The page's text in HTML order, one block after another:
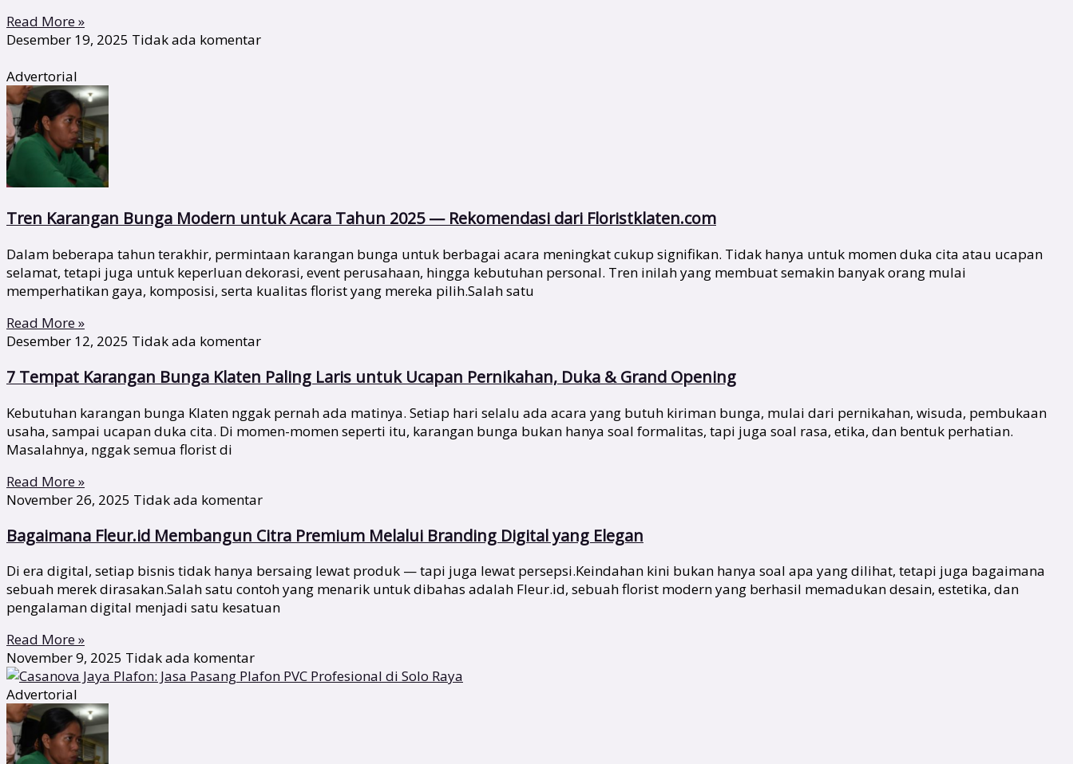
Read More »
Desember 19, 2025 Tidak ada komentar
Advertorial
Tren Karangan Bunga Modern untuk Acara Tahun 2025 — Rekomendasi dari Floristklaten.com
Dalam beberapa tahun terakhir, permintaan karangan bunga untuk berbagai acara meningkat cukup signifikan. Tidak hanya untuk momen duka cita atau ucapan
selamat, tetapi juga untuk keperluan dekorasi, event perusahaan, hingga kebutuhan personal. Tren inilah yang membuat semakin banyak orang mulai
memperhatikan gaya, komposisi, serta kualitas florist yang mereka pilih.Salah satu
Read More »
Desember 12, 2025 Tidak ada komentar
7 Tempat Karangan Bunga Klaten Paling Laris untuk Ucapan Pernikahan, Duka & Grand Opening
Kebutuhan karangan bunga Klaten nggak pernah ada matinya. Setiap hari selalu ada acara yang butuh kiriman bunga, mulai dari pernikahan, wisuda, pembukaan
usaha, sampai ucapan duka cita. Di momen-momen seperti itu, karangan bunga bukan hanya soal formalitas, tapi juga soal rasa, etika, dan bentuk perhatian.
Masalahnya, nggak semua florist di
Read More »
November 26, 2025 Tidak ada komentar
Bagaimana Fleur.id Membangun Citra Premium Melalui Branding Digital yang Elegan
Di era digital, setiap bisnis tidak hanya bersaing lewat produk — tapi juga lewat persepsi.Keindahan kini bukan hanya soal apa yang dilihat, tetapi juga bagaimana
sebuah merek dirasakan.Salah satu contoh yang menarik untuk dibahas adalah Fleur.id, sebuah florist modern yang berhasil memadukan desain, estetika, dan
pengalaman digital menjadi satu kesatuan
Read More »
November 9, 2025 Tidak ada komentar
Advertorial